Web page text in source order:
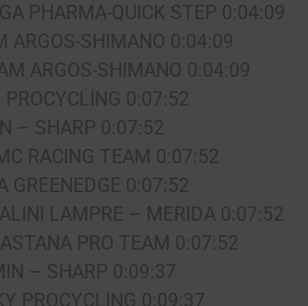
PHARMA-QUICK STEP 0:04:09
ARGOS-SHIMANO 0:04:09
ARGOS-SHIMANO 0:04:09
0:07:52
– SHARP 0:07:52
RACING TEAM 0:07:52
GREENEDGE 0:07:52
LAMPRE – MERIDA 0:07:52
PRO TEAM 0:07:52
– SHARP 0:09:37
PROCYCLING 0:09:37